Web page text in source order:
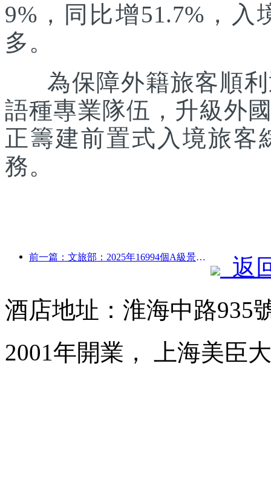
9%，同比增51.7%，
多。
為保障外籍旅客順利
語種專業隊伍，升級外
正籌建前置式入境旅客
務。
前一篇：文旅部：2025年16994個A級景區接待游客75.1億人次，旅游收入5544.9億
返
酒店地址：淮海中路935
2001年開業， 上海美